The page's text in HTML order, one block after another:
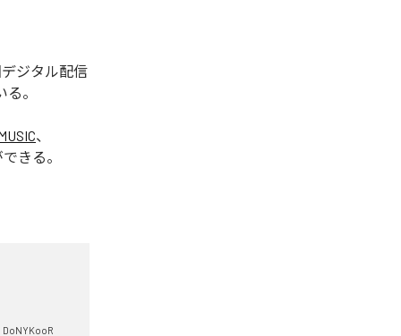
デジタル配信
。
、
きる。
DoNYKooR